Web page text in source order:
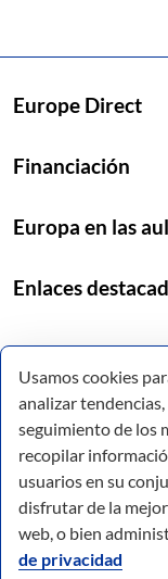
Europe Direct
Financiación
Europa en las
Enlaces
Usamos cookies
analizar
seguimiento de los
recopilar
usuarios en su
disfrutar de la
web, o bien
de privacidad